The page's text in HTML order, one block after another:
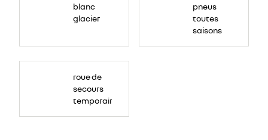
blanc
glacier
pneus
toutes
saisons
roue de
secours
temporaire